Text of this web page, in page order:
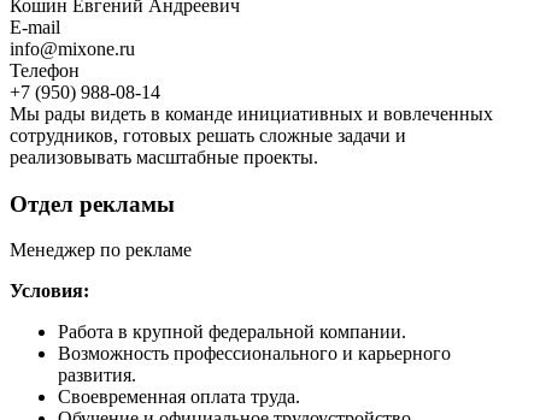
Кошин Евгений Андреевич
E-mail
info@mixone.ru
Телефон
+7 (950) 988-08-14
Мы рады видеть в команде инициативных и вовлеченных
сотрудников, готовых решать сложные задачи и
реализовывать масштабные проекты.
Отдел рекламы
Менеджер по рекламе
Условия:
Работа в крупной федеральной компании.
Возможность профессионального и карьерного
развития.
Своевременная оплата труда.